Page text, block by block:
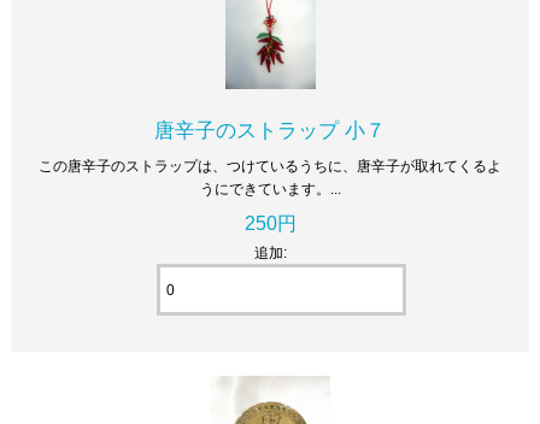
唐辛子のストラップ 小７
この唐辛子のストラップは、つけているうちに、唐辛子が取れてくるよ
うにできています。...
250円
追加: